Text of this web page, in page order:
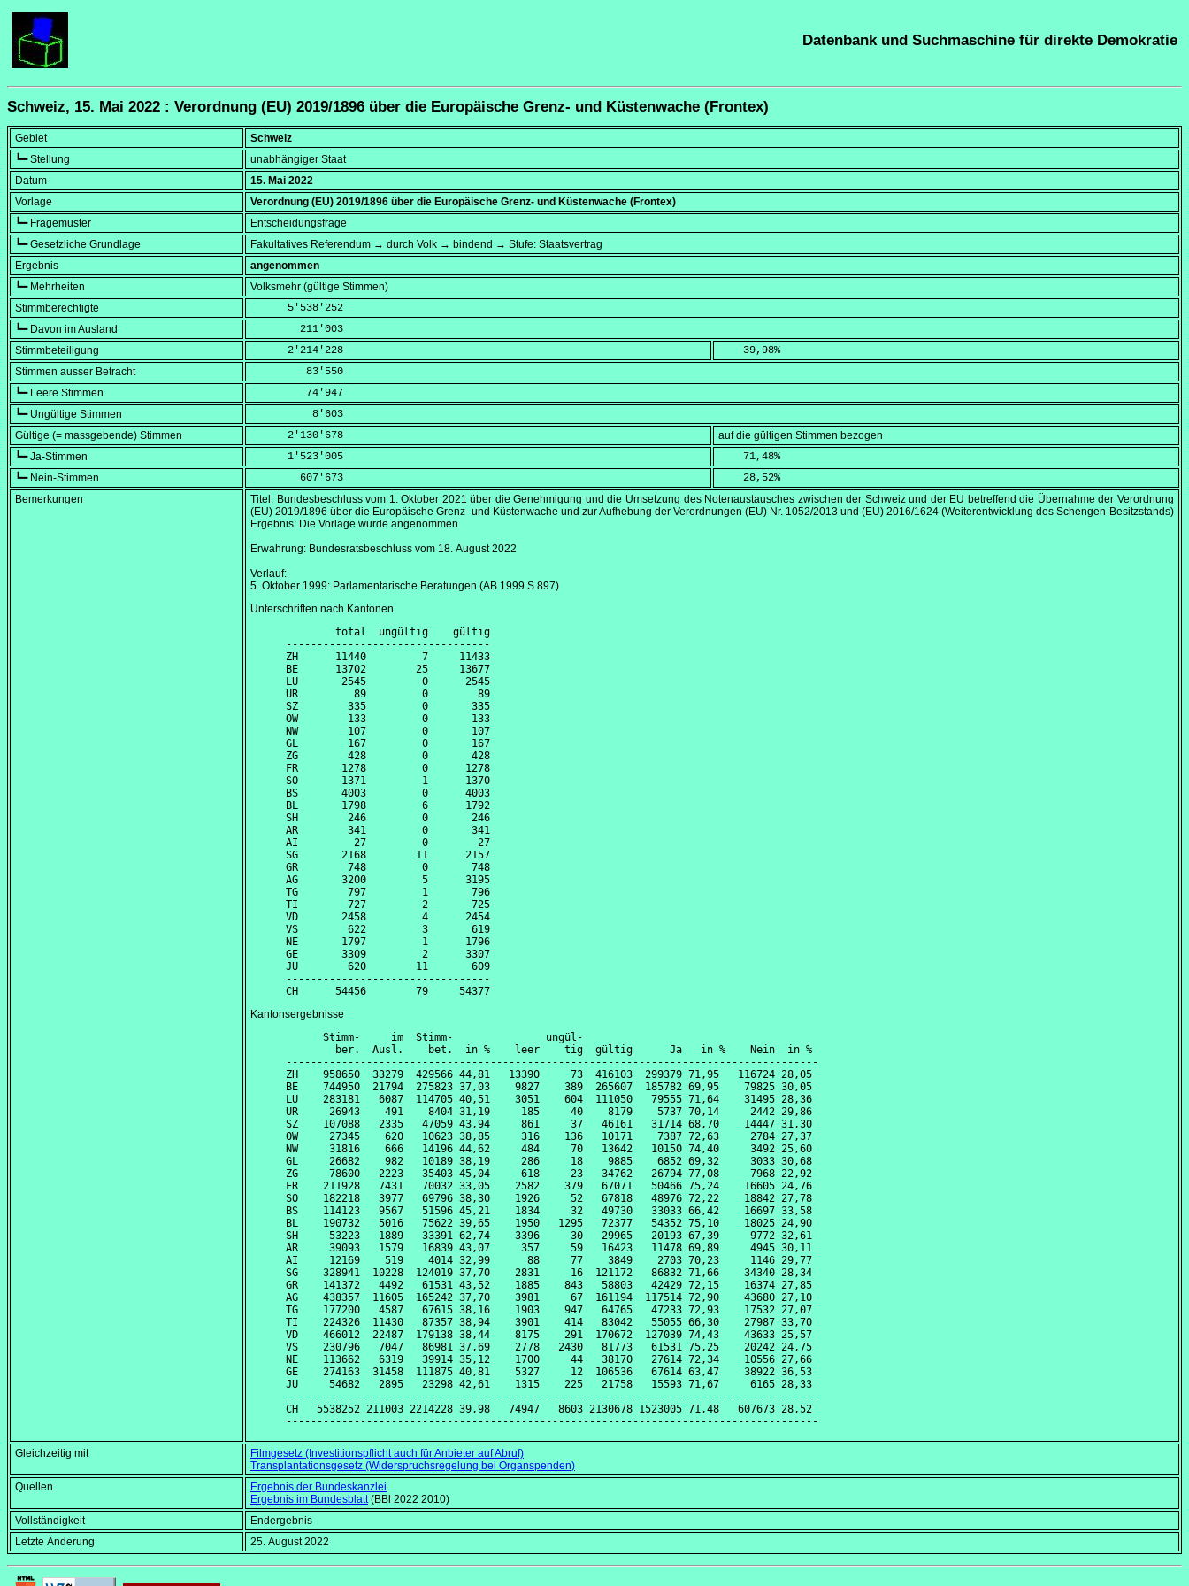
Datenbank und Suchmaschine für direkte Demokratie
Schweiz, 15. Mai 2022 : Verordnung (EU) 2019/1896 über die Europäische Grenz- und Küstenwache (Frontex)
Gebiet
Schweiz
┗━ Stellung
unabhängiger Staat
Datum
15. Mai 2022
Vorlage
Verordnung (EU) 2019/1896 über die Europäische Grenz- und Küstenwache (Frontex)
┗━ Fragemuster
Entscheidungsfrage
┗━ Gesetzliche Grundlage
Fakultatives Referendum → durch Volk → bindend → Stufe: Staatsvertrag
Ergebnis
angenommen
┗━ Mehrheiten
Volksmehr (gültige Stimmen)
Stimmberechtigte
      5'538'252
┗━ Davon im Ausland
        211'003
Stimmbeteiligung
      2'214'228
    39,98
%
Stimmen ausser Betracht
         83'550
┗━ Leere Stimmen
         74'947
┗━ Ungültige Stimmen
          8'603
Gültige (= massgebende) Stimmen
      2'130'678
auf die gültigen Stimmen bezogen
┗━ Ja-Stimmen
      1'523'005
    71,48
%
┗━ Nein-Stimmen
        607'673
    28,52
%
Bemerkungen
Titel: Bundesbeschluss vom 1. Oktober 2021 über die Genehmigung und die Umsetzung des Notenaustausches zwischen der Schweiz und der EU betreffend die Übernahme der Verordnung
(EU) 2019/1896 über die Europäische Grenz- und Küstenwache und zur Aufhebung der Verordnungen (EU) Nr. 1052/2013 und (EU) 2016/1624 (Weiterentwicklung des Schengen-Besitzstands)
Ergebnis: Die Vorlage wurde angenommen
Erwahrung: Bundesratsbeschluss vom 18. August 2022
Verlauf:
5. Oktober 1999: Parlamentarische Beratungen (AB 1999 S 897)
Unterschriften nach Kantonen
        total  ungültig    gültig
---------------------------------
ZH      11440         7     11433
BE      13702        25     13677
LU       2545         0      2545
UR         89         0        89
SZ        335         0       335
OW        133         0       133
NW        107         0       107
GL        167         0       167
ZG        428         0       428
FR       1278         0      1278
SO       1371         1      1370
BS       4003         0      4003
BL       1798         6      1792
SH        246         0       246
AR        341         0       341
AI         27         0        27
SG       2168        11      2157
GR        748         0       748
AG       3200         5      3195
TG        797         1       796
TI        727         2       725
VD       2458         4      2454
VS        622         3       619
NE       1797         1      1796
GE       3309         2      3307
JU        620        11       609
---------------------------------
Kantonsergebnisse
      Stimm-     im  Stimm-               ungül-
        ber.  Ausl.    bet.  in %    leer    tig  gültig      Ja   in %    Nein  in %
--------------------------------------------------------------------------------------
ZH    958650  33279  429566 44,81   13390     73  416103  299379 71,95   116724 28,05
BE    744950  21794  275823 37,03    9827    389  265607  185782 69,95    79825 30,05
LU    283181   6087  114705 40,51    3051    604  111050   79555 71,64    31495 28,36
UR     26943    491    8404 31,19     185     40    8179    5737 70,14     2442 29,86
SZ    107088   2335   47059 43,94     861     37   46161   31714 68,70    14447 31,30
OW     27345    620   10623 38,85     316    136   10171    7387 72,63     2784 27,37
NW     31816    666   14196 44,62     484     70   13642   10150 74,40     3492 25,60
GL     26682    982   10189 38,19     286     18    9885    6852 69,32     3033 30,68
ZG     78600   2223   35403 45,04     618     23   34762   26794 77,08     7968 22,92
FR    211928   7431   70032 33,05    2582    379   67071   50466 75,24    16605 24,76
SO    182218   3977   69796 38,30    1926     52   67818   48976 72,22    18842 27,78
BS    114123   9567   51596 45,21    1834     32   49730   33033 66,42    16697 33,58
BL    190732   5016   75622 39,65    1950   1295   72377   54352 75,10    18025 24,90
SH     53223   1889   33391 62,74    3396     30   29965   20193 67,39     9772 32,61
AR     39093   1579   16839 43,07     357     59   16423   11478 69,89     4945 30,11
AI     12169    519    4014 32,99      88     77    3849    2703 70,23     1146 29,77
SG    328941  10228  124019 37,70    2831     16  121172   86832 71,66    34340 28,34
GR    141372   4492   61531 43,52    1885    843   58803   42429 72,15    16374 27,85
AG    438357  11605  165242 37,70    3981     67  161194  117514 72,90    43680 27,10
TG    177200   4587   67615 38,16    1903    947   64765   47233 72,93    17532 27,07
TI    224326  11430   87357 38,94    3901    414   83042   55055 66,30    27987 33,70
VD    466012  22487  179138 38,44    8175    291  170672  127039 74,43    43633 25,57
VS    230796   7047   86981 37,69    2778   2430   81773   61531 75,25    20242 24,75
NE    113662   6319   39914 35,12    1700     44   38170   27614 72,34    10556 27,66
GE    274163  31458  111875 40,81    5327     12  106536   67614 63,47    38922 36,53
JU     54682   2895   23298 42,61    1315    225   21758   15593 71,67     6165 28,33
--------------------------------------------------------------------------------------
CH   5538252 211003 2214228 39,98   74947   8603 2130678 1523005 71,48   607673 28,52
Gleichzeitig mit
Filmgesetz (Investitionspflicht auch für Anbieter auf Abruf)
Transplantationsgesetz (Widerspruchsregelung bei Organspenden)
Quellen
Ergebnis der Bundeskanzlei
Ergebnis im Bundesblatt(BBl 2022 2010)
Vollständigkeit
Endergebnis
Letzte Änderung
25. August 2022